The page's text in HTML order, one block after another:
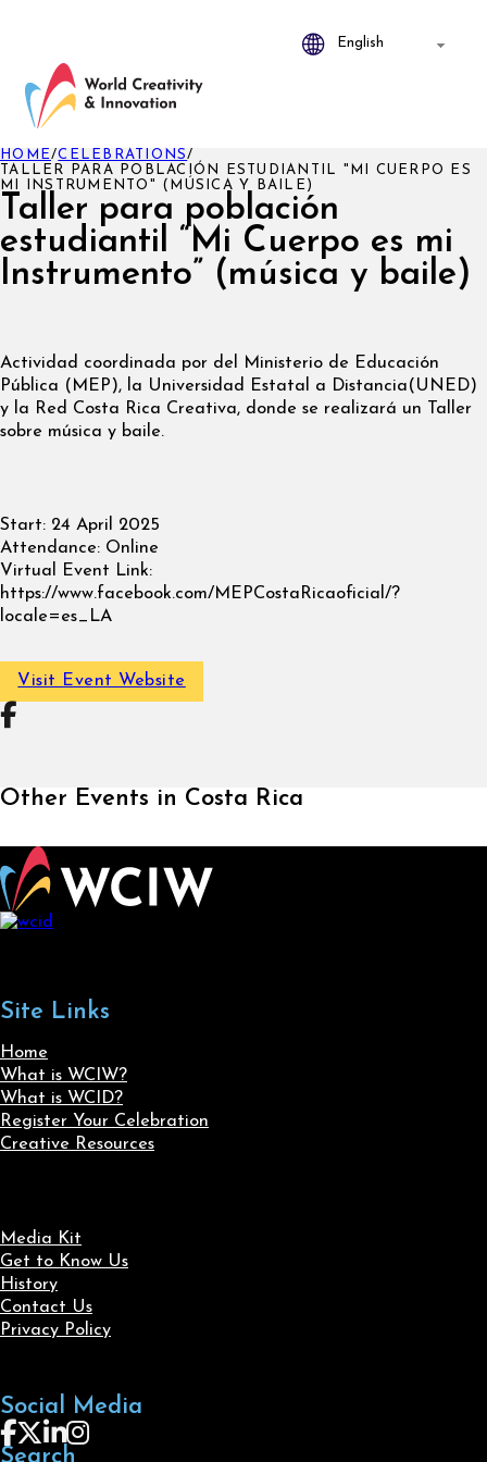
Taller para población
estudiantil “Mi Cuerpo es mi
Instrumento” (música y baile)
HOME/CELEBRATIONS/
TALLER PARA POBLACIÓN ESTUDIANTIL "MI CUERPO ES
MI INSTRUMENTO" (MÚSICA Y BAILE)
Actividad coordinada por del Ministerio de Educación
Pública (MEP), la Universidad Estatal a Distancia(UNED)
y la Red Costa Rica Creativa, donde se realizará un Taller
sobre música y baile.
Start: 24 April 2025
Attendance: Online
Virtual Event Link:
https://www.facebook.com/MEPCostaRicaoficial/?
locale=es_LA
Visit Event Website
Follow on Facebook
Other Events in Costa Rica
Site Links
Home
What is WCIW?
What is WCID?
Register Your Celebration
Creative Resources
Media Kit
Get to Know Us
History
Contact Us
Privacy Policy
Social Media
Follow us on Facebook
Follow us on X
Follow us on LinkedIn
Follow us on Instagram